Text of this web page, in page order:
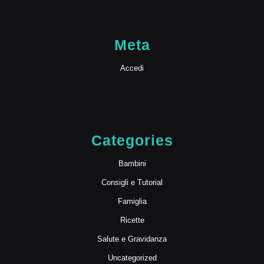
Meta
Accedi
Categories
Bambini
Consigli e Tutorial
Famiglia
Ricette
Salute e Gravidanza
Uncategorized